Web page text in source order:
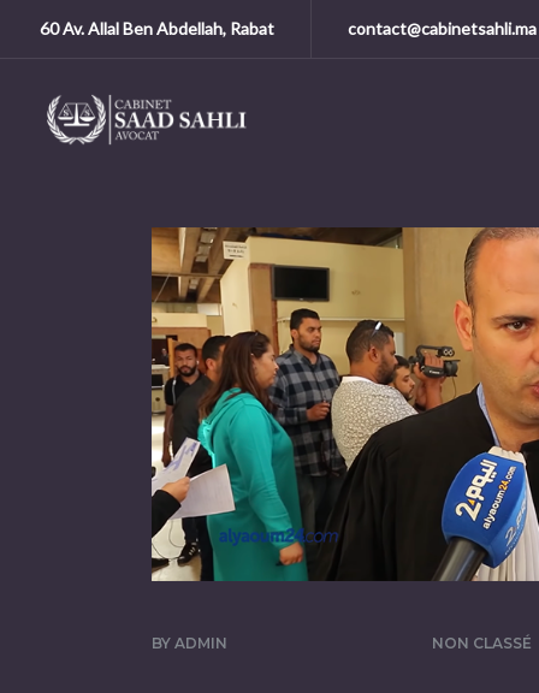
60 Av. Allal Ben Abdellah, Rabat contact@cabinetsahli.ma
BY ADMIN NON CLASSÉ